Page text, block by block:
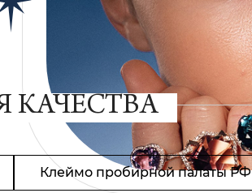
КАЧЕСТВА
Клеймо пробирной палаты РФ